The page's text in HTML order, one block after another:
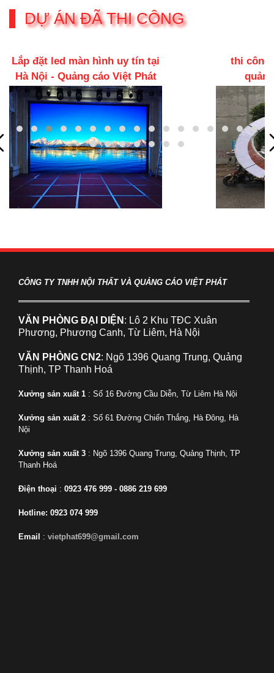
DỰ ÁN ĐÃ THI CÔNG
tại
thi công biển quảng cáo -
quảng cáo việt phát
CÔNG TY TNHH NỘI THẤT VÀ QUẢNG CÁO VIỆT PHÁT
VĂN PHÒNG ĐẠI DIỆN : Lô 2 Khu TĐC Xuân
Phương, Phương Canh, Từ Liêm, Hà Nội
VĂN PHÒNG CN2: Ngõ 1396 Quang Trung, Quảng
Thịnh, TP Thanh Hoá
Xưởng sản xuất 1 : Số 16 Đường Cầu Diễn, Từ Liêm Hà Nội
Xưởng sản xuất 2 : Số 61 Đường Chiến Thắng, Hà Đông, Hà
Nội
Xưởng sản xuất 3 : Ngõ 1396 Quang Trung, Quảng Thịnh, TP
Thanh Hoá
Điện thoại : 0923 476 999 - 0886 219 699
Hotline: 0923 074 999
Email : vietphat699@gmail.com